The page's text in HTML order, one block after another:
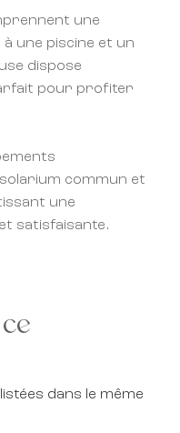
une
une piscine et un
dispose
pour profiter
commun et
une
satisfaisante.
dans le même